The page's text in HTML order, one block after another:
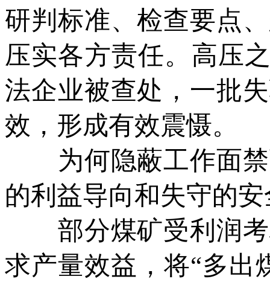
研判标准、检查要点
压实各方责任。高压
法企业被查处，一批
效，形成有效震慑。
为何隐蔽工作面禁
的利益导向和失守的
部分煤矿受利润考
求产量效益，将“多出